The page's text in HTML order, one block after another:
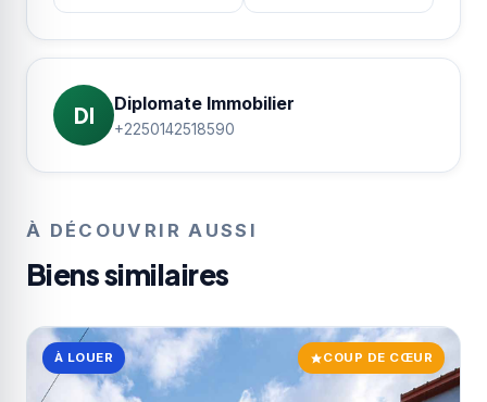
DI Diplomate Immobilier
+2250142518590
À DÉCOUVRIR AUSSI
Biens similaires
À LOUER COUP DE CŒUR